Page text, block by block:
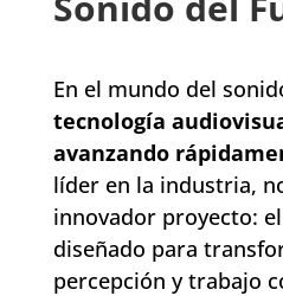
En el mundo del
tecnología
avanzando
líder en la industria,
innovador proyecto:
diseñado para
percepción y trabajo